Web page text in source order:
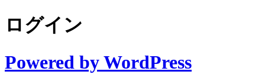
ログイン
Powered by WordPress